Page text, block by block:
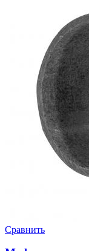
Сравнить